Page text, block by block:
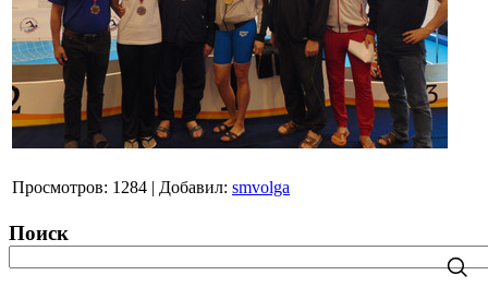
Просмотров: 1284 | Добавил: smvolga
Поиск